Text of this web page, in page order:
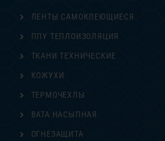
ЛЕНТЫ САМОКЛЕЮЩИЕСЯ
ППУ ТЕПЛОИЗОЛЯЦИЯ
ТКАНИ ТЕХНИЧЕСКИЕ
КОЖУХИ
ТЕРМОЧЕХЛЫ
ВАТА НАСЫПНАЯ
ОГНЕЗАЩИТА